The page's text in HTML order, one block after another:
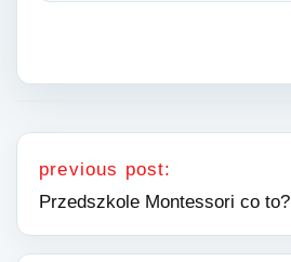
Nawigacja wpisu
previous post:
Przedszkole Montessori co to?